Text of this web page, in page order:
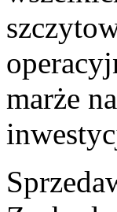
marże